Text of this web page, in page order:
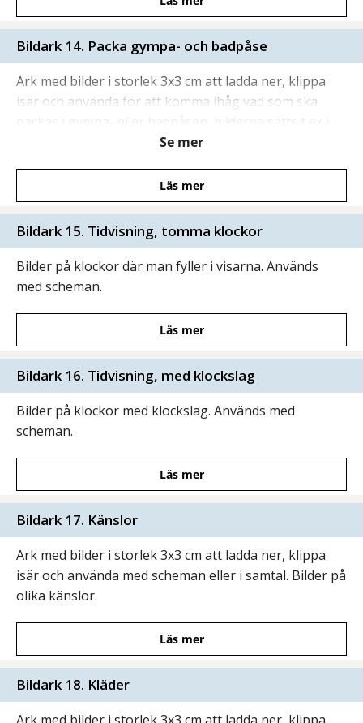
Bildark 14. Packa gympa- och badpåse
Ark med bilder i storlek 3x3 cm att ladda ner, klippa
isär och använda för att komma ihåg vad som ska
en knippa eller på en remsa.
Se mer
Läs mer
Bildark 15. Tidvisning, tomma klockor
Bilder på klockor där man fyller i visarna. Används
med scheman.
Läs mer
Bildark 16. Tidvisning, med klockslag
Bilder på klockor med klockslag. Används med
scheman.
Läs mer
Bildark 17. Känslor
Ark med bilder i storlek 3x3 cm att ladda ner, klippa
isär och använda med scheman eller i samtal. Bilder på
olika känslor.
Läs mer
Bildark 18. Kläder